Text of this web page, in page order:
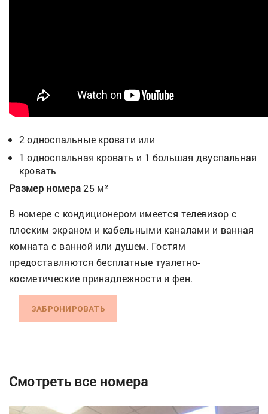
2 односпальные кровати или
1 односпальная кровать и 1 большая двуспальная
кровать
Размер номера25 м²
В номере с кондиционером имеется телевизор с
плоским экраном и кабельными каналами и ванная
комната с ванной или душем. Гостям
предоставляются бесплатные туалетно-
косметические принадлежности и фен.
ЗАБРОНИРОВАТЬ
Смотреть все номера